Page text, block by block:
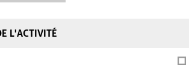
L'ACTIVITÉ